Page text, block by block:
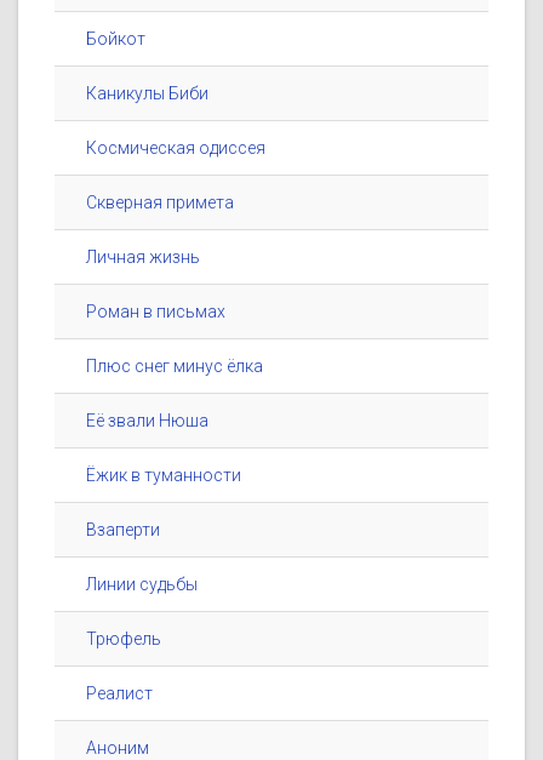
Бойкот
Каникулы Биби
Космическая одиссея
Скверная примета
Личная жизнь
Роман в письмах
Плюс снег минус ёлка
Её звали Нюша
Ёжик в туманности
Взаперти
Линии судьбы
Трюфель
Реалист
Аноним